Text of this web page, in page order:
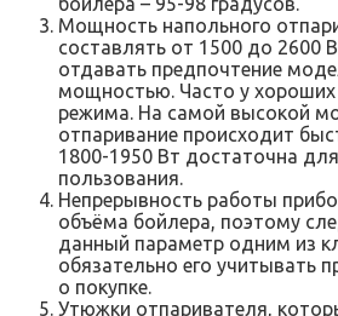
Мощность напольного
составлять от 1500 до 2600
отдавать предпочтение
мощностью. Часто у хороших
режима. На самой высокой
отпаривание происходит
1800-1950 Вт достаточна
пользования.
Непрерывность работы
объёма бойлера, поэтому
данный параметр одним из
обязательно его учитывать
о покупке.
Утюжки отпаривателя,